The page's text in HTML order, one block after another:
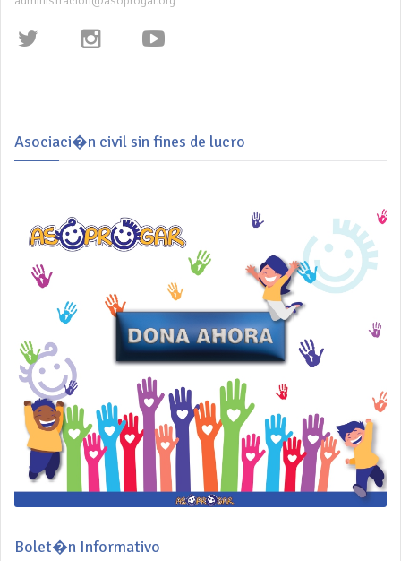
Asociaci�n civil sin fines de lucro
Bolet�n Informativo